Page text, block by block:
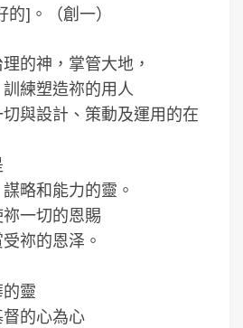
]。（創一）
的神，掌管大地，
練塑造祢的用人
與設計、策動及運用的在
略和能力的靈。
一切的恩賜
祢的恩泽。
靈
的心為心